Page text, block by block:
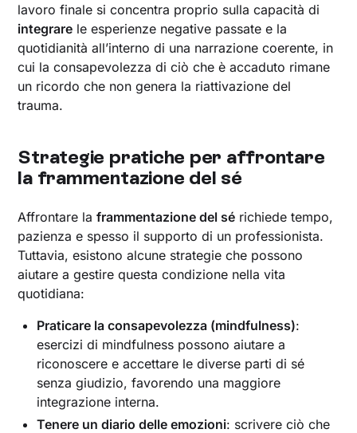
lavoro finale si concentra proprio sulla capacità di
integrare le esperienze negative passate e la
quotidianità all’interno di una narrazione coerente, in
cui la consapevolezza di ciò che è accaduto rimane
un ricordo che non genera la riattivazione del
trauma.
Strategie pratiche per affrontare
la frammentazione del sé
Affrontare laframmentazione del sé richiede tempo,
pazienza e spesso il supporto di un professionista.
Tuttavia, esistono alcune strategie che possono
aiutare a gestire questa condizione nella vita
quotidiana:
Praticare la consapevolezza (mindfulness):
esercizi di mindfulness possono aiutare a
riconoscere e accettare le diverse parti di sé
senza giudizio, favorendo una maggiore
integrazione interna.
Tenere un diario delle emozioni: scrivere ciò che